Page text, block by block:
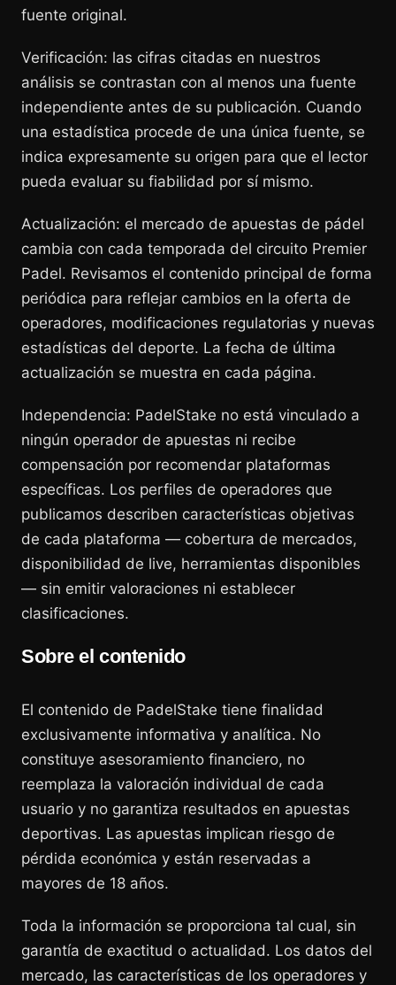
fuente original.
Verificación: las cifras citadas en nuestros
análisis se contrastan con al menos una fuente
independiente antes de su publicación. Cuando
una estadística procede de una única fuente, se
indica expresamente su origen para que el lector
pueda evaluar su fiabilidad por sí mismo.
Actualización: el mercado de apuestas de pádel
cambia con cada temporada del circuito Premier
Padel. Revisamos el contenido principal de forma
periódica para reflejar cambios en la oferta de
operadores, modificaciones regulatorias y nuevas
estadísticas del deporte. La fecha de última
actualización se muestra en cada página.
Independencia: PadelStake no está vinculado a
ningún operador de apuestas ni recibe
compensación por recomendar plataformas
específicas. Los perfiles de operadores que
publicamos describen características objetivas
de cada plataforma — cobertura de mercados,
disponibilidad de live, herramientas disponibles
— sin emitir valoraciones ni establecer
clasificaciones.
Sobre el contenido
El contenido de PadelStake tiene finalidad
exclusivamente informativa y analítica. No
constituye asesoramiento financiero, no
reemplaza la valoración individual de cada
usuario y no garantiza resultados en apuestas
deportivas. Las apuestas implican riesgo de
pérdida económica y están reservadas a
mayores de 18 años.
Toda la información se proporciona tal cual, sin
garantía de exactitud o actualidad. Los datos del
mercado, las características de los operadores y